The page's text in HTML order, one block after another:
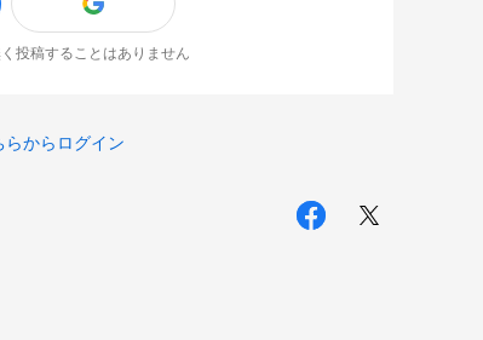
投稿することはありません
からログイン